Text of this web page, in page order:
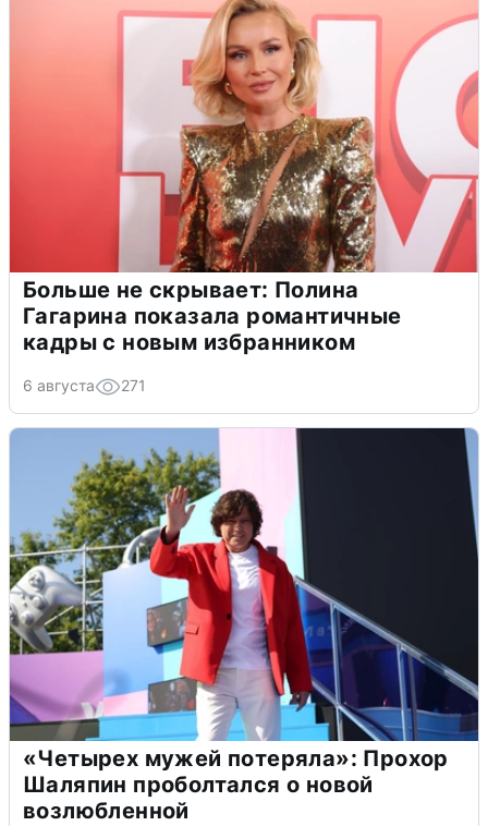
Больше не скрывает: Полина
Гагарина показала романтичные
кадры с новым избранником
6 августа 271
«Четырех мужей потеряла»: Прохор
Шаляпин проболтался о новой
возлюбленной